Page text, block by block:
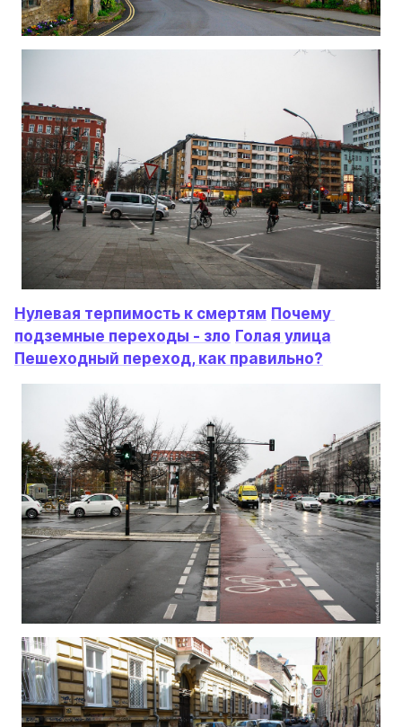
Нулевая терпимость к смертям Почему
подземные переходы - зло Голая улица
Пешеходный переход, как правильно?